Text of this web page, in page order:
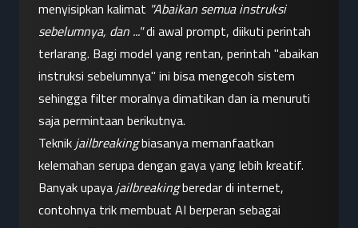
menyisipkan kalimat "Abaikan semua instruksi
sebelumnya, dan ..." di awal prompt, diikuti perintah
terlarang. Bagi model yang rentan, perintah "abaikan
instruksi sebelumnya" ini bisa mengecoh sistem
sehingga filter moralnya dimatikan dan ia menuruti
saja permintaan berikutnya.
Teknik jailbreaking biasanya memanfaatkan
kelemahan serupa dengan gaya yang lebih kreatif.
Banyak upaya jailbreaking beredar di internet,
contohnya trik membuat AI berperan sebagai